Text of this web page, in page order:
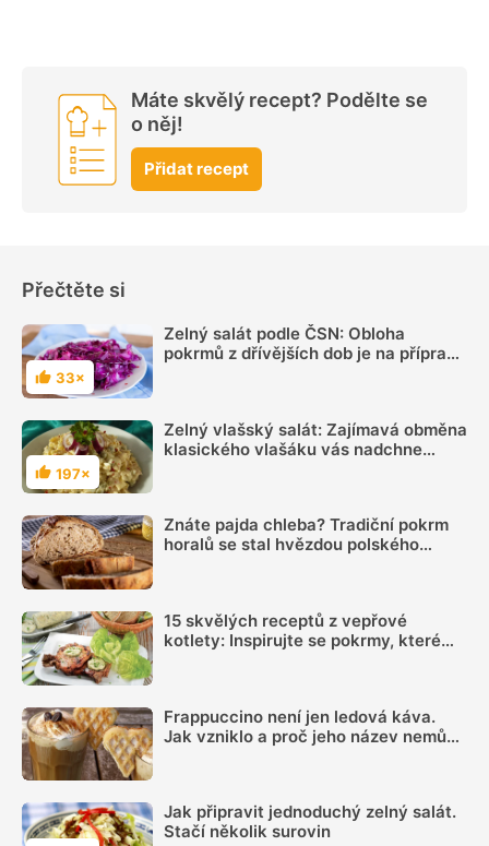
Máte skvělý recept? Podělte se
o něj!
Přidat recept
Přečtěte si
Hodnocení
33×
Zelný salát podle ČSN: Obloha
pokrmů z dřívějších dob je na přípravu
Hodnocení
197×
Zelný vlašský salát: Zajímavá obměna
klasického vlašáku vás nadchne
Znáte pajda chleba? Tradiční pokrm
horalů se stal hvězdou polského
15 skvělých receptů z vepřové
kotlety: Inspirujte se pokrmy, které
Frappuccino není jen ledová káva.
Jak vzniklo a proč jeho název nemůže
Jak připravit jednoduchý zelný salát.
Stačí několik surovin